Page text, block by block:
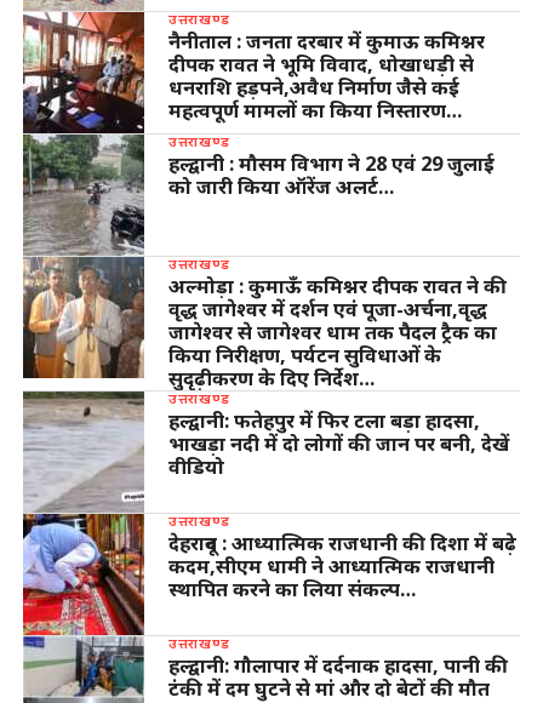
उत्तराखण्ड
नैनीताल : जनता दरबार में कुमाऊ कमिश्नर
दीपक रावत ने भूमि विवाद, धोखाधड़ी से
धनराशि हड़पने,अवैध निर्माण जैसे कई
महत्वपूर्ण मामलों का किया निस्तारण…
उत्तराखण्ड
हल्द्वानी : मौसम विभाग ने 28 एवं 29 जुलाई
को जारी किया ऑरेंज अलर्ट…
उत्तराखण्ड
अल्मोड़ा : कुमाऊँ कमिश्नर दीपक रावत ने की
वृद्ध जागेश्वर में दर्शन एवं पूजा-अर्चना,वृद्ध
जागेश्वर से जागेश्वर धाम तक पैदल ट्रैक का
किया निरीक्षण, पर्यटन सुविधाओं के
सुदृढ़ीकरण के दिए निर्देश…
उत्तराखण्ड
हल्द्वानी: फतेहपुर में फिर टला बड़ा हादसा,
भाखड़ा नदी में दो लोगों की जान पर बनी, देखें
वीडियो
उत्तराखण्ड
देहरादून : आध्यात्मिक राजधानी की दिशा में बढ़े
कदम,सीएम धामी ने आध्यात्मिक राजधानी
स्थापित करने का लिया संकल्प…
उत्तराखण्ड
हल्द्वानी: गौलापार में दर्दनाक हादसा, पानी की
टंकी में दम घुटने से मां और दो बेटों की मौत